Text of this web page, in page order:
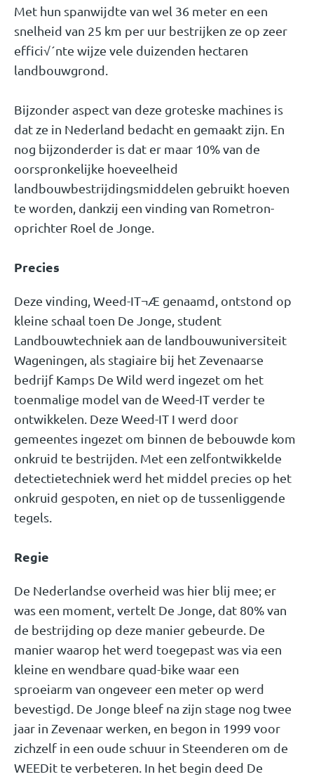
Met hun spanwijdte van wel 36 meter en een
snelheid van 25 km per uur bestrijken ze op zeer
effici√´nte wijze vele duizenden hectaren
landbouwgrond.
Bijzonder aspect van deze groteske machines is
dat ze in Nederland bedacht en gemaakt zijn. En
nog bijzonderder is dat er maar 10% van de
oorspronkelijke hoeveelheid
landbouwbestrijdingsmiddelen gebruikt hoeven
te worden, dankzij een vinding van Rometron-
oprichter Roel de Jonge.
Precies
Deze vinding, Weed-IT¬Æ genaamd, ontstond op
kleine schaal toen De Jonge, student
Landbouwtechniek aan de landbouwuniversiteit
Wageningen, als stagiaire bij het Zevenaarse
bedrijf Kamps De Wild werd ingezet om het
toenmalige model van de Weed-IT verder te
ontwikkelen. Deze Weed-IT I werd door
gemeentes ingezet om binnen de bebouwde kom
onkruid te bestrijden. Met een zelfontwikkelde
detectietechniek werd het middel precies op het
onkruid gespoten, en niet op de tussenliggende
tegels.
Regie
De Nederlandse overheid was hier blij mee; er
was een moment, vertelt De Jonge, dat 80% van
de bestrijding op deze manier gebeurde. De
manier waarop het werd toegepast was via een
kleine en wendbare quad-bike waar een
sproeiarm van ongeveer een meter op werd
bevestigd. De Jonge bleef na zijn stage nog twee
jaar in Zevenaar werken, en begon in 1999 voor
zichzelf in een oude schuur in Steenderen om de
WEEDit te verbeteren. In het begin deed De